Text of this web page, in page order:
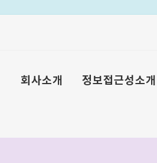
회사소개 정보접근성소개